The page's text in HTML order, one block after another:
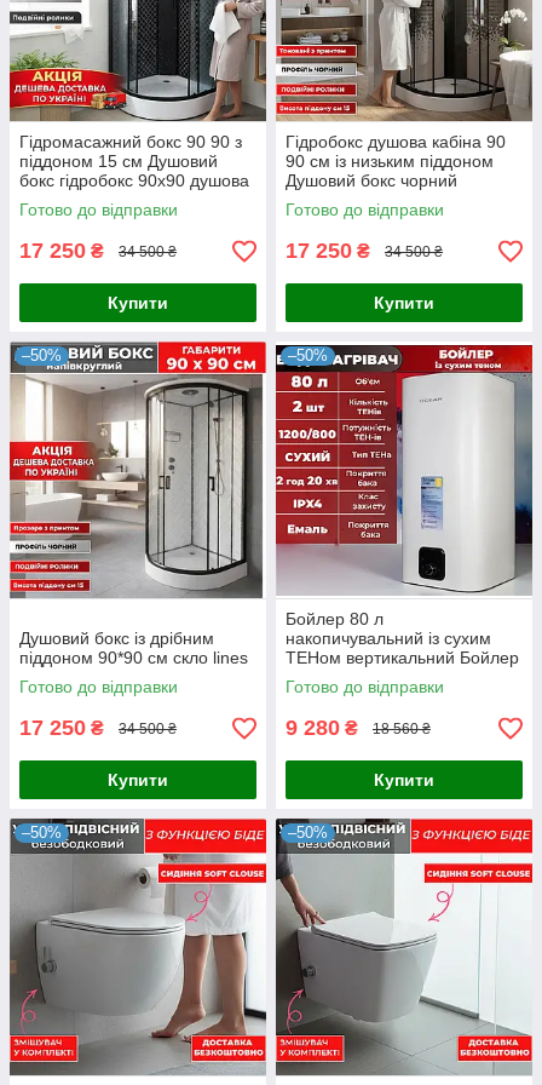
Гідромасажний бокс 90 90 з
піддоном 15 см Душовий
бокс гідробокс 90х90 душова
кабіна чорний профіль
піддон низький
Готово до відправки
17 250 ₴ 34 500 ₴
Купити
Гідробокс душова кабіна 90
90 см із низьким піддоном
Душовий бокс чорний
профіль
Готово до відправки
17 250 ₴ 34 500 ₴
Купити
–50%
Душовий бокс із дрібним
піддоном 90*90 см скло lines
Готово до відправки
17 250 ₴ 34 500 ₴
Купити
–50%
Бойлер 80 л
накопичувальний із сухим
ТЕНом вертикальний Бойлер
80 літрів із сухим теном
Готово до відправки
9 280 ₴ 18 560 ₴
Купити
–50% –50%